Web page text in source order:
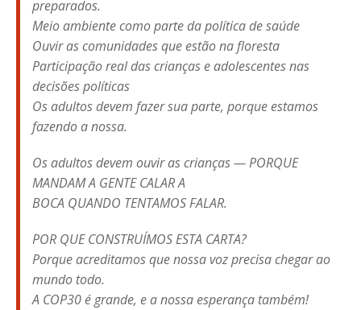
preparados.
Meio ambiente como parte da política de saúde
Ouvir as comunidades que estão na floresta
Participação real das crianças e adolescentes nas
decisões políticas
Os adultos devem fazer sua parte, porque estamos
fazendo a nossa.
Os adultos devem ouvir as crianças — PORQUE
MANDAM A GENTE CALAR A
BOCA QUANDO TENTAMOS FALAR.
POR QUE CONSTRUÍMOS ESTA CARTA?
Porque acreditamos que nossa voz precisa chegar ao
mundo todo.
A COP30 é grande, e a nossa esperança também!